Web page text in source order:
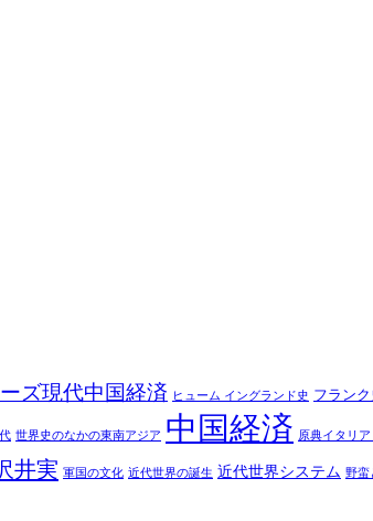
ズ現代中国経済 ヒューム イングランド史 フランク
世界史のなかの東南アジア 中国経済 原典イタリ
井実 軍国の文化 近代世界の誕生 近代世界システム 野蛮